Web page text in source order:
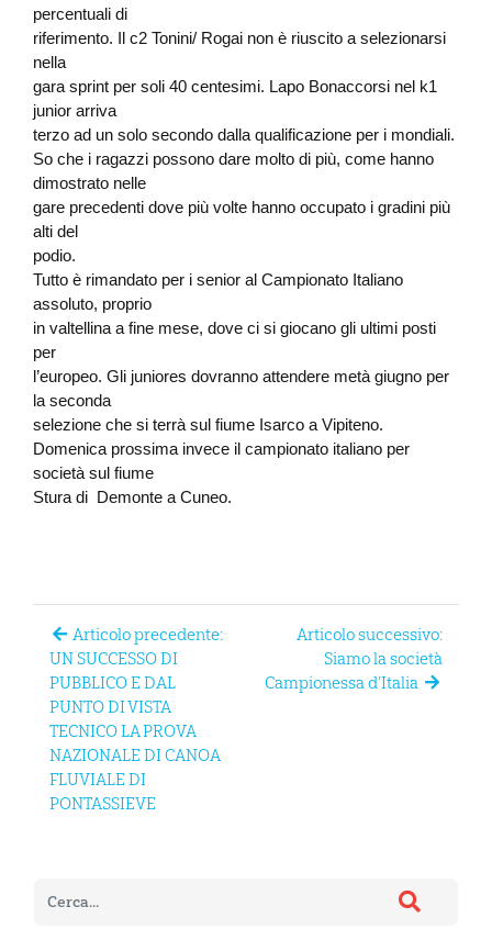
percentuali di
riferimento. Il c2 Tonini/ Rogai non è riuscito a selezionarsi
nella
gara sprint per soli 40 centesimi. Lapo Bonaccorsi nel k1
junior arriva
terzo ad un solo secondo dalla qualificazione per i mondiali.
So che i ragazzi possono dare molto di più, come hanno
dimostrato nelle
gare precedenti dove più volte hanno occupato i gradini più
alti del
podio.
Tutto è rimandato per i senior al Campionato Italiano
assoluto, proprio
in valtellina a fine mese, dove ci si giocano gli ultimi posti
per
l’europeo. Gli juniores dovranno attendere metà giugno per
la seconda
selezione che si terrà sul fiume Isarco a Vipiteno.
Domenica prossima invece il campionato italiano per
società sul fiume
Stura di Demonte a Cuneo.
Articolo precedente:
UN SUCCESSO DI
PUBBLICO E DAL
PUNTO DI VISTA
TECNICO LA PROVA
NAZIONALE DI CANOA
FLUVIALE DI
PONTASSIEVE
Articolo successivo:
Siamo la società
Campionessa d’Italia